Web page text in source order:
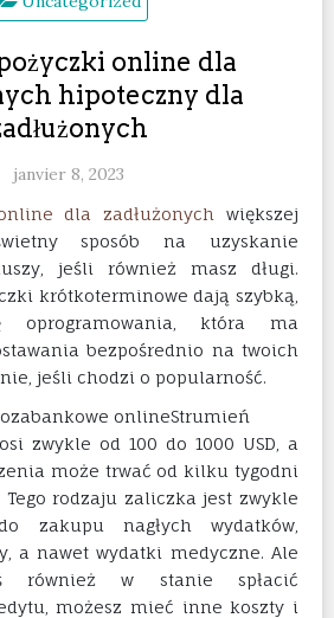
online dla
hipoteczny dla
janvier 8, 2023
dla zadłużonych
większej
sposób na uzyskanie
jeśli również masz długi.
krótkoterminowe dają szybką,
oprogramowania, która ma
bezpośrednio na twoich
jeśli chodzi o popularność.
Strumień
zwykle od 100 do 1000 USD, a
może trwać od kilku tygodni
rodzaju zaliczka jest zwykle
zakupu nagłych wydatków,
a nawet wydatki medyczne. Ale
również w stanie spłacić
możesz mieć inne koszty i